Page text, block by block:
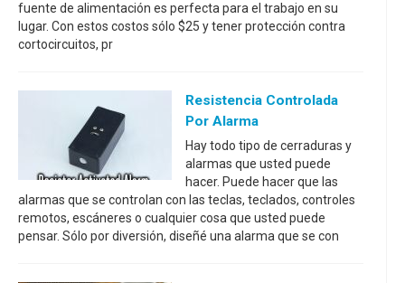
fuente de alimentación es perfecta para el trabajo en su
lugar. Con estos costos sólo $25 y tener protección contra
cortocircuitos, pr
Resistencia Controlada
Por Alarma
Hay todo tipo de cerraduras y
alarmas que usted puede
hacer. Puede hacer que las
alarmas que se controlan con las teclas, teclados, controles
remotos, escáneres o cualquier cosa que usted puede
pensar. Sólo por diversión, diseñé una alarma que se con